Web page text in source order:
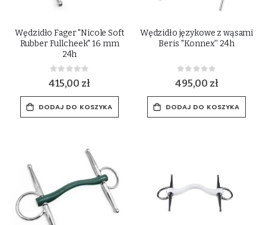
Wędzidło Fager "Nicole Soft
Rubber Fullcheek" 16 mm
24h
Rating:
0%
415,00 zł
DODAJ DO KOSZYKA
Wędzidło językowe z wąsami
Beris ''Konnex'' 24h
Rating:
0%
495,00 zł
DODAJ DO KOSZYKA